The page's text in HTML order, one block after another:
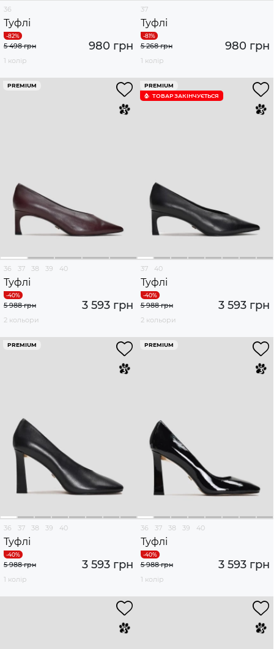
36
Туфлі
980 грн
5 498 грн
1 колір
37
Туфлі
980 грн
5 268 грн
1 колір
PREMIUM
36 37 38 39 40
Туфлі
3 593 грн
5 988 грн
2 кольори
PREMIUM
ТОВАР ЗАКІНЧУЄTЬСЯ
37 40
Туфлі
3 593 грн
5 988 грн
2 кольори
PREMIUM
36 37 38 39 40
Туфлі
3 593 грн
5 988 грн
1 колір
PREMIUM
36 37 38 39 40
Туфлі
3 593 грн
5 988 грн
1 колір